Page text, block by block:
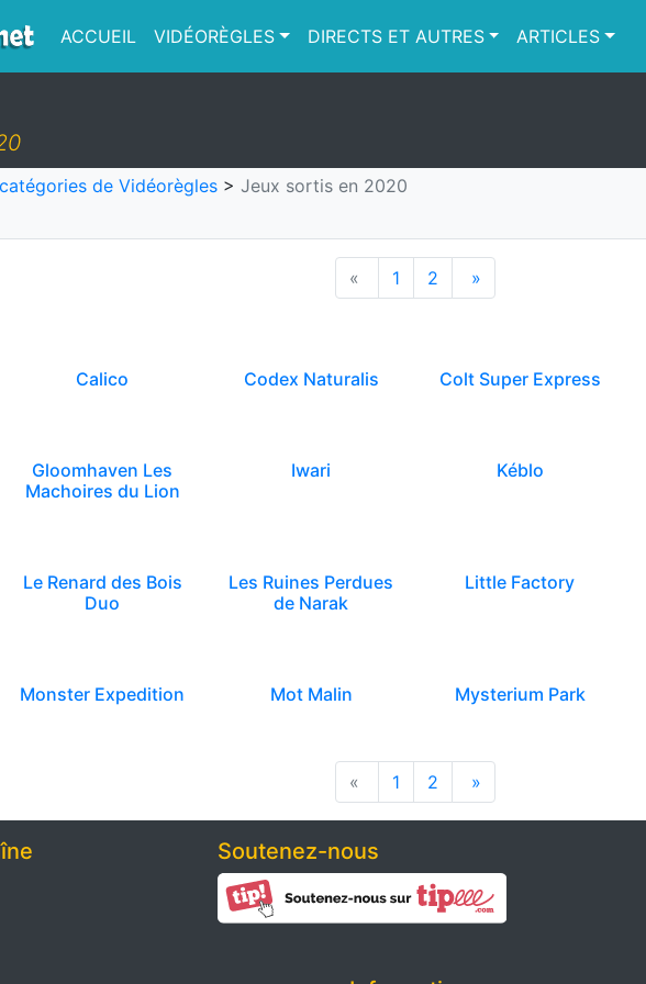
ACCUEIL VIDÉORÈGLES DIRECTS ET AUTRES ARTICLES
de Vidéorègles > Jeux sortis en 2020
« 1 2 »
Calico Codex Naturalis Colt Super Express
Gloomhaven Les
Machoires du Lion
Iwari Kéblo
Le Renard des Bois
Duo
Les Ruines Perdues
de Narak
Little Factory
Monster Expedition Mot Malin Mysterium Park
« 1 2 »
Soutenez-nous